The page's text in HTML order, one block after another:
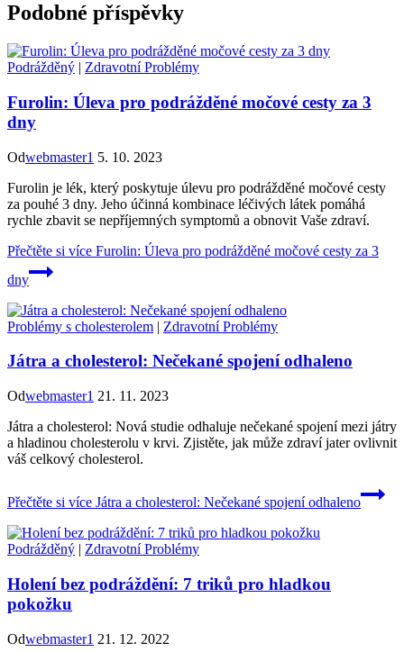
Podobné příspěvky
Podrážděný | Zdravotní Problémy
Furolin: Úleva pro podrážděné močové cesty za 3
dny
Odwebmaster1 5. 10. 2023
Furolin je lék, který poskytuje úlevu pro podrážděné močové cesty
za pouhé 3 dny. Jeho účinná kombinace léčivých látek pomáhá
rychle zbavit se nepříjemných symptomů a obnovit Vaše zdraví.
Přečtěte si více Furolin: Úleva pro podrážděné močové cesty za 3
dny
Problémy s cholesterolem | Zdravotní Problémy
Játra a cholesterol: Nečekané spojení odhaleno
Odwebmaster1 21. 11. 2023
Játra a cholesterol: Nová studie odhaluje nečekané spojení mezi játry
a hladinou cholesterolu v krvi. Zjistěte, jak může zdraví jater ovlivnit
váš celkový cholesterol.
Přečtěte si více Játra a cholesterol: Nečekané spojení odhaleno
Podrážděný | Zdravotní Problémy
Holení bez podráždění: 7 triků pro hladkou
pokožku
Odwebmaster1 21. 12. 2022